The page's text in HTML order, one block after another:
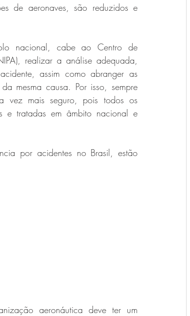
de aeronaves, são reduzidos e
nacional, cabe ao Centro de
realizar a análise adequada,
assim como abranger as
mesma causa. Por isso, sempre
vez mais seguro, pois todos os
e tratadas em âmbito nacional e
por acidentes no Brasil, estão
aeronáutica deve ter um